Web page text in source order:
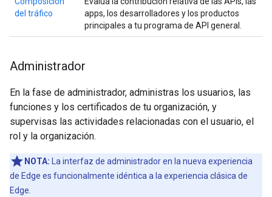
del tráfico
apps, los desarrolladores y los productos
principales a tu programa de API general.
Administrador
En la fase de administrador, administras los usuarios, las
funciones y los certificados de tu organización, y
supervisas las actividades relacionadas con el usuario, el
rol y la organización.
NOTA: La interfaz de administrador en la nueva experiencia
de Edge es funcionalmente idéntica a la experiencia clásica de
Edge.